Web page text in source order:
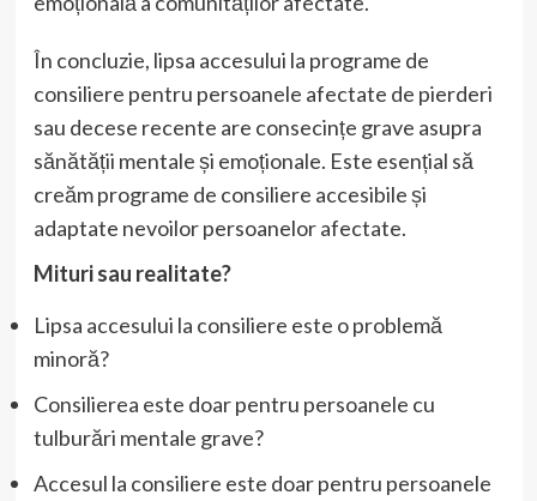
În concluzie, lipsa accesului la programe de
consiliere pentru persoanele afectate de pierderi
sau decese recente are consecințe grave asupra
sănătății mentale și emoționale. Este esențial să
creăm programe de consiliere accesibile și
adaptate nevoilor persoanelor afectate.
Mituri sau realitate?
Lipsa accesului la consiliere este o problemă
minoră?
Consilierea este doar pentru persoanele cu
tulburări mentale grave?
Accesul la consiliere este doar pentru persoanele